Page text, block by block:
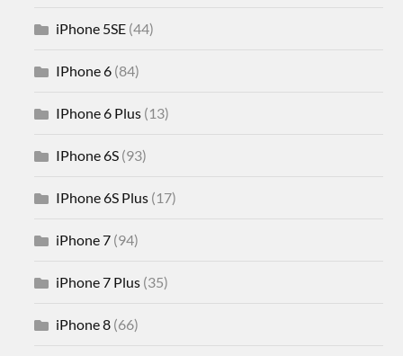
iPhone 5SE (44)
IPhone 6 (84)
IPhone 6 Plus (13)
IPhone 6S (93)
IPhone 6S Plus (17)
iPhone 7 (94)
iPhone 7 Plus (35)
iPhone 8 (66)